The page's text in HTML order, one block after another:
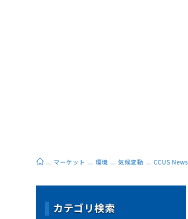
ホームマーケット 環境 気候変動 CCUS News
カテゴリ検索